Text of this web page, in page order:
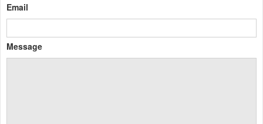
Email
Message